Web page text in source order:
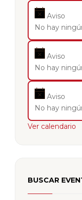
Aviso
No hay
Aviso
No hay
Aviso
No hay
Ver calendario
BUSCAR